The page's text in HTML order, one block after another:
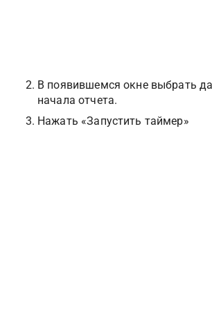
В появившемся окне выбрать
начала отчета.
Нажать «Запустить таймер»